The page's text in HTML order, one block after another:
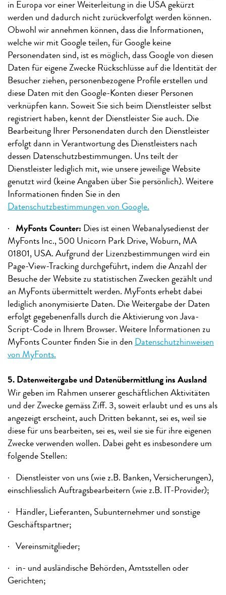
in Europa vor einer Weiterleitung in die USA gekürzt
werden und dadurch nicht zurückverfolgt werden können.
Obwohl wir annehmen können, dass die Informationen,
welche wir mit Google teilen, für Google keine
Personendaten sind, ist es möglich, dass Google von diesen
Daten für eigene Zwecke Rückschlüsse auf die Identität der
Besucher ziehen, personenbezogene Profile erstellen und
diese Daten mit den Google-Konten dieser Personen
verknüpfen kann. Soweit Sie sich beim Dienstleister selbst
registriert haben, kennt der Dienstleister Sie auch. Die
Bearbeitung Ihrer Personendaten durch den Dienstleister
erfolgt dann in Verantwortung des Dienstleisters nach
dessen Datenschutzbestimmungen. Uns teilt der
Dienstleister lediglich mit, wie unsere jeweilige Website
genutzt wird (keine Angaben über Sie persönlich). Weitere
Informationen finden Sie in den
Datenschutzbestimmungen von Google.
· MyFonts Counter: Dies ist einen Webanalysedienst der
MyFonts Inc., 500 Unicorn Park Drive, Woburn, MA
01801, USA. Aufgrund der Lizenzbestimmungen wird ein
Page-View-Tracking durchgeführt, indem die Anzahl der
Besuche der Website zu statistischen Zwecken gezählt und
an MyFonts übermittelt werden. MyFonts erhebt dabei
lediglich anonymisierte Daten. Die Weitergabe der Daten
erfolgt gegebenenfalls durch die Aktivierung von Java-
Script-Code in Ihrem Browser. Weitere Informationen zu
MyFonts Counter finden Sie in den Datenschutzhinweisen
von MyFonts.
5. Datenweitergabe und Datenübermittlung ins Ausland
Wir geben im Rahmen unserer geschäftlichen Aktivitäten
und der Zwecke gemäss Ziff. 3, soweit erlaubt und es uns als
angezeigt erscheint, auch Dritten bekannt, sei es, weil sie
diese für uns bearbeiten, sei es, weil sie sie für ihre eigenen
Zwecke verwenden wollen. Dabei geht es insbesondere um
folgende Stellen:
· Dienstleister von uns (wie z.B. Banken, Versicherungen),
einschliesslich Auftragsbearbeitern (wie z.B. IT-Provider);
· Händler, Lieferanten, Subunternehmer und sonstige
Geschäftspartner;
· Vereinsmitglieder;
· in- und ausländische Behörden, Amtsstellen oder
Gerichten;